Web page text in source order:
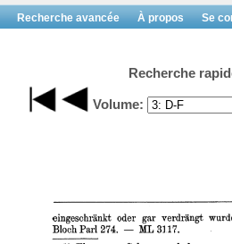
Recherche avancée À propos Se
Recherche
Volume: